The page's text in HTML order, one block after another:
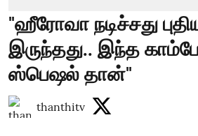
"ஹீரோவா நடிச்சது
இருந்தது.. இந்த
ஸ்பெஷல் தான்"
thanthitv